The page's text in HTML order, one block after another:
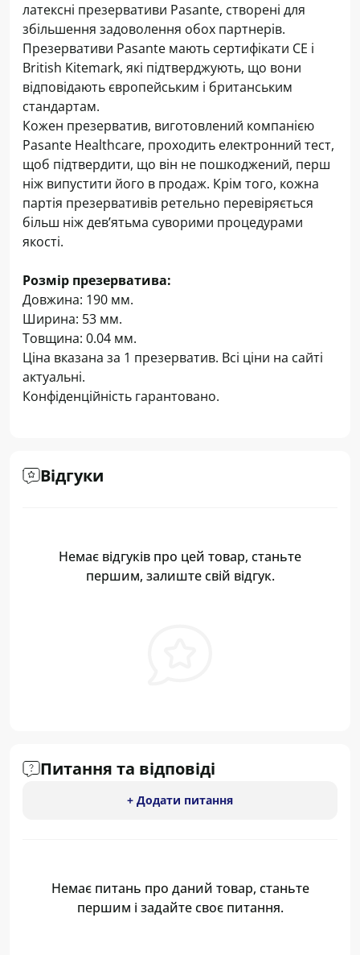
латексні презервативи Pasante, створені для
збільшення задоволення обох партнерів.
Презервативи Pasante мають сертифікати CE і
British Kitemark, які підтверджують, що вони
відповідають європейським і британським
стандартам.
Кожен презерватив, виготовлений компанією
Pasante Healthcare, проходить електронний тест,
щоб підтвердити, що він не пошкоджений, перш
ніж випустити його в продаж. Крім того, кожна
партія презервативів ретельно перевіряється
більш ніж дев’ятьма суворими процедурами
якості.
Розмір презерватива:
Довжина: 190 мм.
Ширина: 53 мм.
Товщина: 0.04 мм.
Ціна вказана за 1 презерватив. Всі ціни на сайті
актуальні.
Конфіденційність гарантовано.
Відгуки
Немає відгуків про цей товар, станьте
першим, залиште свій відгук.
Питання та відповіді
+ Додати питання
Немає питань про даний товар, станьте
першим і задайте своє питання.